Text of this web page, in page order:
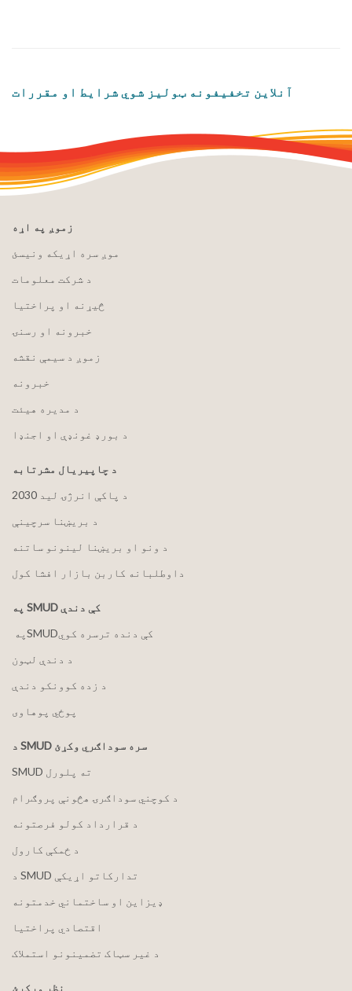
آنلاین تخفیفونه ټولیز شوي شرایط او مقررات
زموږ په اړه
موږ سره اړیکه ونیسئ
د شرکت معلومات
څیړنه او پراختیا
خبرونه او رسنۍ
زموږ د سیمې نقشه
خبرونه
د مدیره هیئت
د بورډ غونډې او اجنډا
د چاپیریال مشرتابه
2030 د پاکې انرژۍ لید
د بریښنا سرچینې
د ونو او بریښنا لینونو ساتنه
داوطلبانه کاربن بازار افشا کول
په SMUD کې دندې
په ‏‎SMUD‎‏ کې دنده ترسره کوي
د دندې لټون
د زده کوونکو دندې
پوځي پوهاوی
د SMUD سره سوداګري وکړئ
SMUD ته پلورل
د کوچني سوداګرۍ هڅونې پروګرام
د قرارداد کولو فرصتونه
د ځمکې کارول
د SMUD تدارکاتو اړیکې
ډیزاین او ساختماني خدمتونه
اقتصادي پراختیا
د غیر سټاک تضمینونو استملاک
نظر ورکړئ